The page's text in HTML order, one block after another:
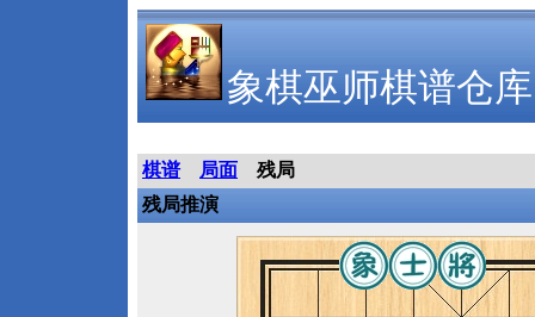
象棋巫师棋谱仓库
棋谱 局面
残局
残局推演